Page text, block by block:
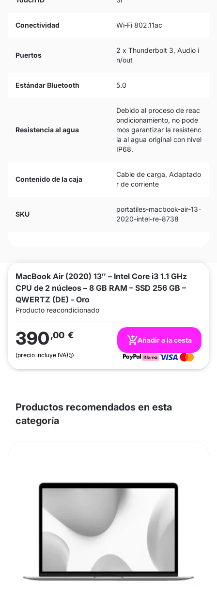
MacBook Air (2020) 13″ – Intel Core i3 1.1 GHz
CPU de 2 núcleos – 8 GB RAM – SSD 256 GB –
QWERTZ (DE) - Oro
Producto reacondicionado
390,00 €
(precio incluye IVA)
Añadir a la cesta
Conectividad Wi‑Fi 802.11ac
Puertos
2 x Thunderbolt 3, Audio i
n/out
Estándar Bluetooth 5.0
Resistencia al agua
Debido al proceso de reac
ondicionamiento, no pode
mos garantizar la resistenc
ia al agua original con nivel
IP68.
Contenido de la caja
Cable de carga, Adaptado
r de corriente
SKU
portatiles-macbook-air-13-
2020-intel-re-8738
Productos recomendados en esta
categoría